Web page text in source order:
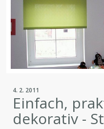
4. 2. 2011
Einfach,
dekorativ -